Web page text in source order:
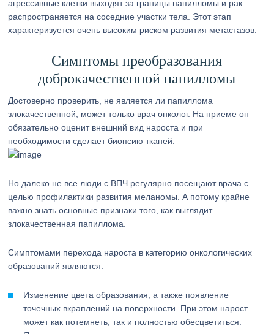
агрессивные клетки выходят за границы папилломы и рак
распространяется на соседние участки тела. Этот этап
характеризуется очень высоким риском развития метастазов.
Симптомы преобразования
доброкачественной папилломы
Достоверно проверить, не является ли папиллома
злокачественной, может только врач онколог. На приеме он
обязательно оценит внешний вид нароста и при
необходимости сделает биопсию тканей.
Но далеко не все люди с ВПЧ регулярно посещают врача с
целью профилактики развития меланомы. А потому крайне
важно знать основные признаки того, как выглядит
злокачественная папиллома.
Симптомами перехода нароста в категорию онкологических
образований являются:
Изменение цвета образования, а также появление
точечных вкраплений на поверхности. При этом нарост
может как потемнеть, так и полностью обесцветиться.